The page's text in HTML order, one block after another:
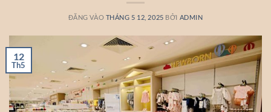
ĐĂNG VÀO THÁNG 5 12, 2025 BỞI ADMIN
12
Th5